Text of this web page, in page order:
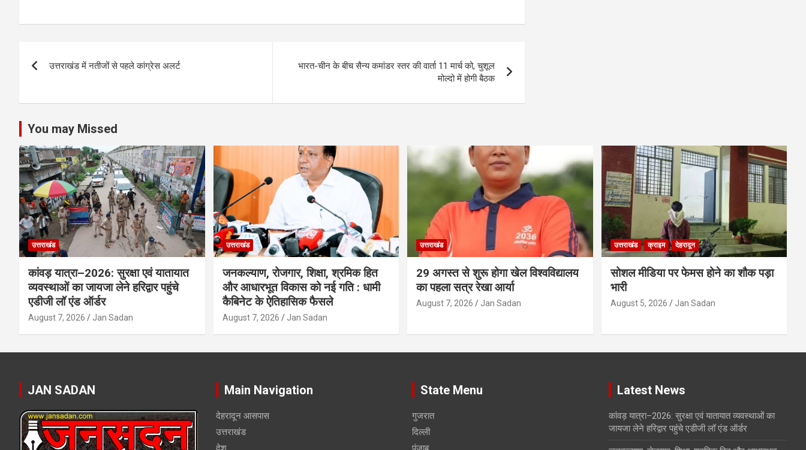
at
A
p
ce
o
k
tt se
g
ke
n
ar
navigation
उत्तराखंड में नतीजों से पहले कांग्रेस अलर्ट
भारत-चीन के बीच सैन्य कमांडर स्तर की वार्ता 11 मार्च को, चुशूल
मोल्दो में होगी बैठक
You may Missed
उत्तराखंड
कांवड़ यात्रा–2026: सुरक्षा एवं यातायात
व्यवस्थाओं का जायजा लेने हरिद्वार पहुंचे
एडीजी लॉ एंड ऑर्डर
August 7, 2026 Jan Sadan
उत्तराखंड
जनकल्याण, रोजगार, शिक्षा, श्रमिक हित
और आधारभूत विकास को नई गति : धामी
कैबिनेट के ऐतिहासिक फैसले
August 7, 2026 Jan Sadan
उत्तराखंड
29 अगस्त से शुरू होगा खेल विश्वविद्यालय
का पहला सत्र रेखा आर्या
August 7, 2026 Jan Sadan
उत्तराखंड क्राइम देहरादून
सोशल मीडिया पर फेमस होने का शौक पड़ा
भारी
August 5, 2026 Jan Sadan
JAN SADAN Main Navigation
देहरादून आसपास
उत्तराखंड
State Menu
गुजरात
दिल्ली
Latest News
कांवड़ यात्रा–2026: सुरक्षा एवं यातायात व्यवस्थाओं का
जायजा लेने हरिद्वार पहुंचे एडीजी लॉ एंड ऑर्डर